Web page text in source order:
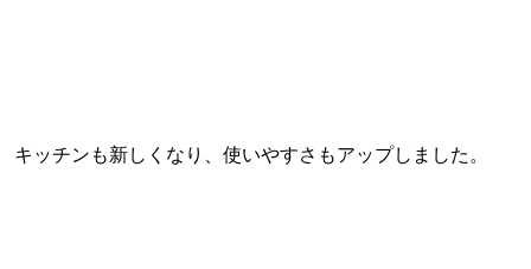
キッチンも新しくなり、使いやすさもアップしました。